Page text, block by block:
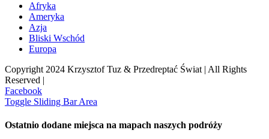
Afryka
Ameryka
Azja
Bliski Wschód
Europa
Copyright 2024 Krzysztof Tuz & Przedreptać Świat | All Rights
Reserved |
Facebook
Toggle Sliding Bar Area
Ostatnio dodane miejsca na mapach naszych podróży